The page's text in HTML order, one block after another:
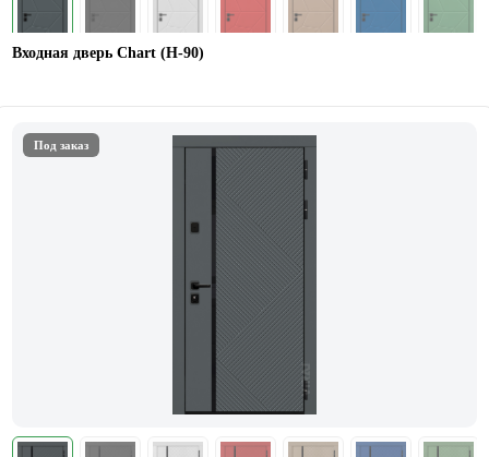
Входная дверь Chart (Н-90)
Под заказ